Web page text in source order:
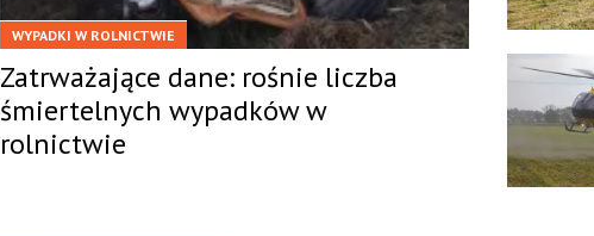
WYPADKI W ROLNICTWIE
Zatrważające dane: rośnie liczba
śmiertelnych wypadków w
rolnictwie